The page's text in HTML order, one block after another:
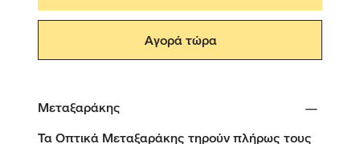
Αγορά τώρα
Μεταξαράκης
Τα Οπτικά Μεταξαράκης τηρούν πλήρως τους